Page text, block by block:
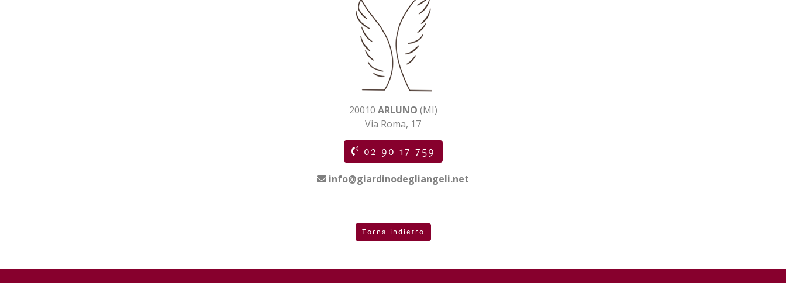
20010 ARLUNO (MI)
Via Roma, 17
02 90 17 759
info@giardinodegliangeli.net
Torna indietro